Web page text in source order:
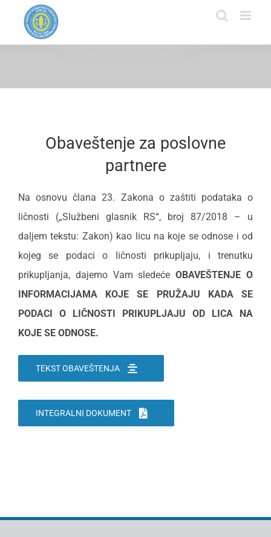
content
Obaveštenje za poslovne
partnere
Na osnovu člana 23. Zakona o zaštiti podataka o
ličnosti („Službeni glasnik RS“, broj 87/2018 – u
dalјem tekstu: Zakon) kao licu na koje se odnose i od
kojeg se podaci o ličnosti prikuplјaju, i trenutku
prikuplјanja, dajemo Vam sledećeOBAVEŠTENJE O
INFORMACIJAMA KOJE SE PRUŽAJU KADA SE
PODACI O LIČNOSTI PRIKUPLJAJU OD LICA NA
KOJE SE ODNOSE.
TEKST OBAVEŠTENJA
INTEGRALNI DOKUMENT